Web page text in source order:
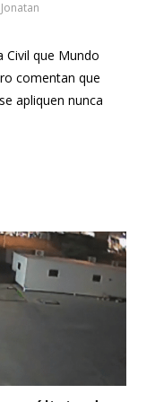
Jonatan
Civil que Mundo
comentan que
apliquen nunca